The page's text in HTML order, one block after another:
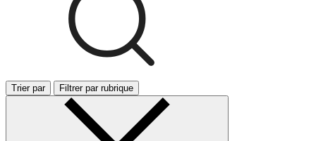
Trier par Filtrer par rubrique